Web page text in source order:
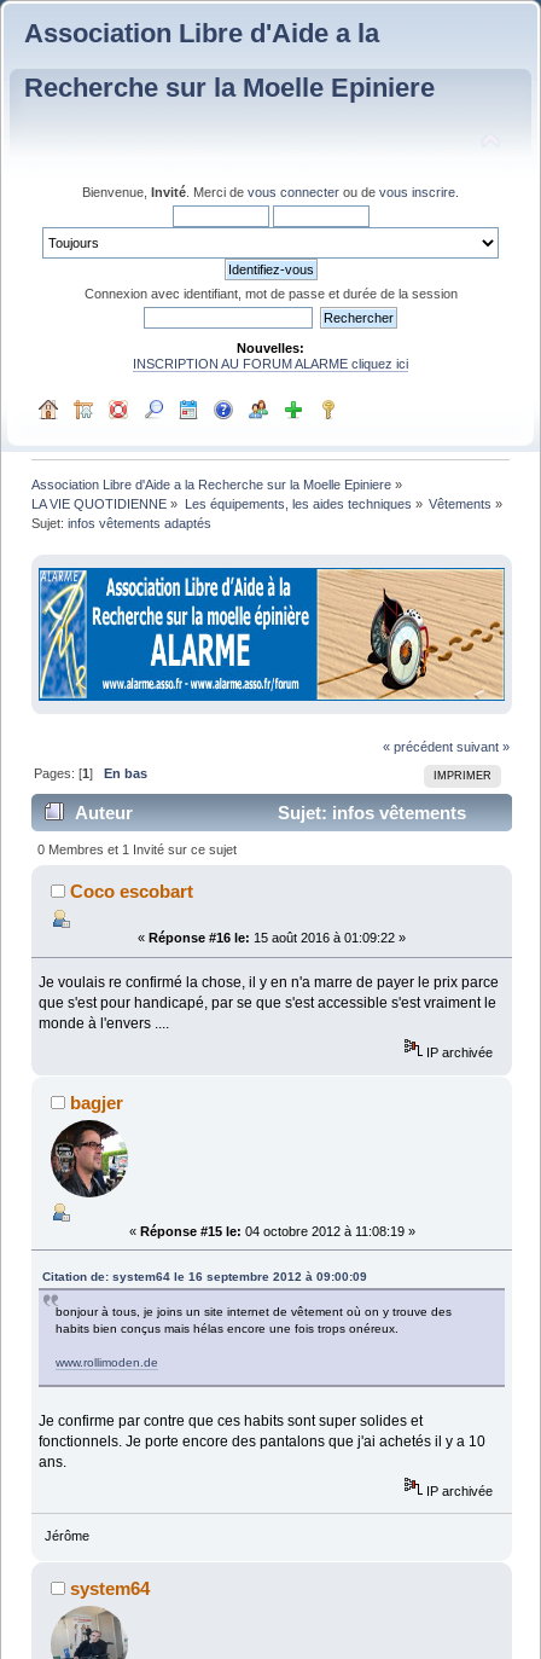
Association Libre d'Aide a la
Recherche sur la Moelle Epiniere
Bienvenue, Invité . Merci de vous connecter ou de vous inscrire
Connexion avec identifiant, mot de passe et durée de la session
Nouvelles:
INSCRIPTION AU FORUM ALARME cliquez ici
Association Libre d'Aide a la Recherche sur la Moelle Epiniere »
LA VIE QUOTIDIENNE » Les équipements, les aides techniques » Vêtements »
Sujet:infos vêtements adaptés
« précédent suivant »
IMPRIMER
Pages: [1] En bas
Auteur
Sujet: infos vêtements
adaptés (Lu 26651 fois)
0 Membres et 1 Invité sur ce sujet
Coco escobart
« Réponse #16 le: 15 août 2016 à 01:09:22 »
Je voulais re confirmé la chose, il y en n'a marre de payer le prix parce
que s'est pour handicapé, par se que s'est accessible s'est vraiment le
monde à l'envers ....
IP archivée
bagjer
« Réponse #15 le: 04 octobre 2012 à 11:08:19 »
Citation de: system64 le 16 septembre 2012 à 09:00:09
bonjour à tous, je joins un site internet de vêtement où on y trouve des
habits bien conçus mais hélas encore une fois trops onéreux.
www.rollimoden.de
Je confirme par contre que ces habits sont super solides et
fonctionnels. Je porte encore des pantalons que j'ai achetés il y a 10
ans.
IP archivée
Jérôme
system64